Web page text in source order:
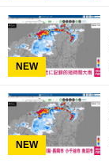
NEW
NEW